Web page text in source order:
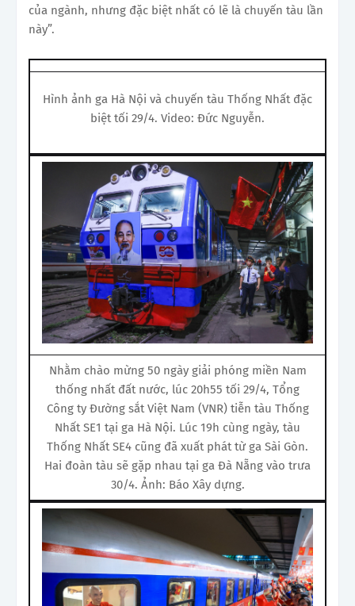
của ngành, nhưng đặc biệt nhất có lẽ là chuyến tàu lần
này”.
Hình ảnh ga Hà Nội và chuyến tàu Thống Nhất đặc
biệt tối 29/4. Video: Đức Nguyễn.
Nhằm chào mừng 50 ngày giải phóng miền Nam
thống nhất đất nước, lúc 20h55 tối 29/4, Tổng
Công ty Đường sắt Việt Nam (VNR) tiễn tàu Thống
Nhất SE1 tại ga Hà Nội. Lúc 19h cùng ngày, tàu
Thống Nhất SE4 cũng đã xuất phát từ ga Sài Gòn.
Hai đoàn tàu sẽ gặp nhau tại ga Đà Nẵng vào trưa
30/4. Ảnh: Báo Xây dựng.